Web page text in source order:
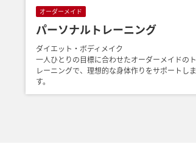
オーダーメイド
パーソナルトレーニング
ダイエット・ボディメイク
一人ひとりの目標に合わせたオーダーメイドのト
レーニングで、理想的な身体作りをサポートしま
す。